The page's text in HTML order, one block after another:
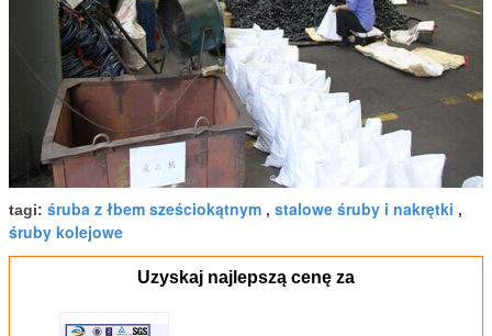
tagi: śruba z łbem sześciokątnym , stalowe śruby i nakrętki ,
śruby kolejowe
Uzyskaj najlepszą cenę za